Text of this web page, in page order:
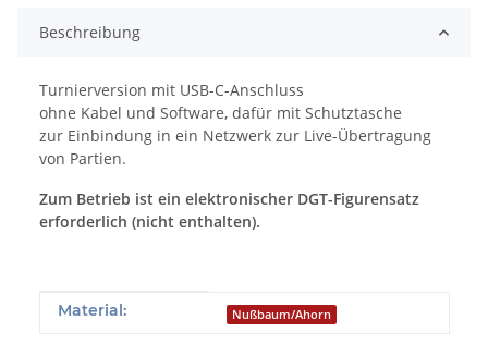
Beschreibung
Turnierversion mit USB-C-Anschluss
ohne Kabel und Software, dafür mit Schutztasche
zur Einbindung in ein Netzwerk zur Live-Übertragung
von Partien.
Zum Betrieb ist ein elektronischer DGT-Figurensatz
erforderlich (nicht enthalten).
Produkteigenschaft
Wert
Material: Nußbaum/Ahorn